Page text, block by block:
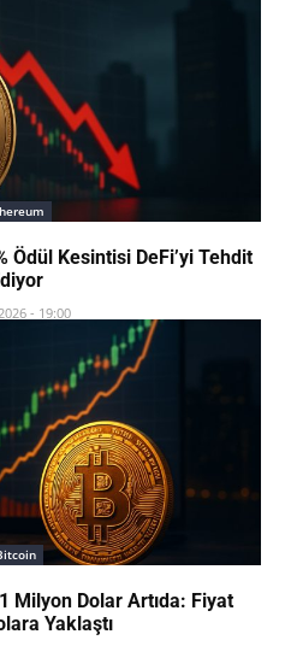
Ödül Kesintisi DeFi’yi Tehdit
- 19:00
Milyon Dolar Artıda: Fiyat
Yaklaştı